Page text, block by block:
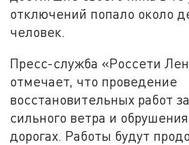
отключений попало около
человек.
Пресс-служба «Россети
отмечает, что проведение
восстановительных работ
сильного ветра и
дорогах. Работы будут